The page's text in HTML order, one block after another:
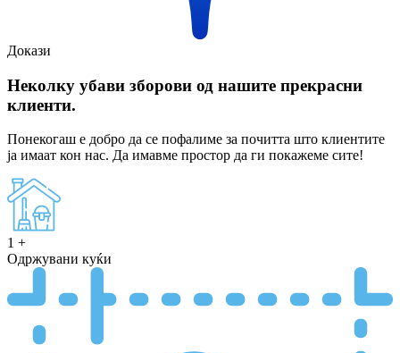
Докази
Неколку убави зборови од нашите прекрасни
клиенти.
Понекогаш е добро да се пофалиме за почитта што клиентите
ја имаат кон нас. Да имавме простор да ги покажеме сите!
1 +
Одржувани куќи